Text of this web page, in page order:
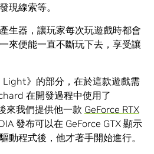
現線索等。
生器，讓玩家每次玩遊戲時都會
來便能一直不斷玩下去，享受讓
》的部分，在於這款遊戲需
在開發過程中使用了
來我們提供他一款 GeForce RTX
發布可以在 GeForce GTX 顯示
動程式後，他才著手開始進行。